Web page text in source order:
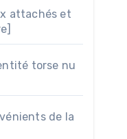
attachés et
torse nu
de la